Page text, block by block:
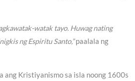
watak tayo. Huwag nating
ng Espiritu Santo,”paalala ng
ang Kristiyanismo sa isla noong 1600s